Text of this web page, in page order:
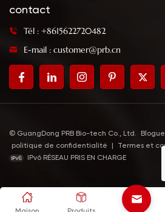
contact
Tél : +8615622720482
E-mail : customer@prb.cn
© GuangDong PRB Bio-tech Co., Ltd. Blogue
politique de confidentialité
Termes et
IPv6 RÉSEAU PRIS EN CHARGE